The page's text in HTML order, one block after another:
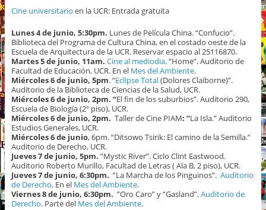
Cine universitario en la UCR: Entrada gratuita
Lunes 4 de junio, 5:30pm. Lunes de Película China. “Confucio”.
Biblioteca del Programa de Cultura China, en el costado oeste de la
Escuela de Arquitectura de la UCR. Reservar espacio al 25116870.
Martes 5 de junio, 11am. Cine al mediodia. “Home”. Auditorio de
Facultad de Educación, UCR. En el Mes del Ambiente.
Miércoles 6 de junio, 5pm. “Eclipse Total(Dolores Claiborne)”.
Auditorio de la Biblioteca de Ciencias de la Salud, UCR.
Miércoles 6 de junio, 2pm. “El fin de los suburbios”. Auditorio 290,
Escuela de Biología (2º piso), UCR.
Miércoles 6 de junio, 2pm. Taller de Cine PIAM: “La Isla.” Auditorio
Estudios Generales, UCR.
Miércoles 6 de junio, 6pm. “Ditsowo Tsirik: El camino de la Semilla.”
Auditorio de Derecho, UCR.
Jueves 7 de junio, 5pm. “Mystic River”. Ciclo Clint Eastwood.
Auditorio Roberto Murillo, Facultad de Letras ( Ala B, 2 piso), UCR.
Jueves 7 de junio, 6:30pm. ”La Marcha de los Pinguinos”. Auditorio
de Derecho. En el Mes del Ambiente.
Viernes 8 de junio, 6:30pm. ”Oro Caro” y “Gasland”.Auditorio de
Derecho. Parte del Mes del Ambiente.